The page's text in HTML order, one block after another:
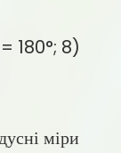
180°; 8)
міри